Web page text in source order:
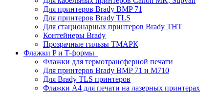
Для принтеров Brady BMP 71
Для принтеров Brady TLS
Для стационарных принтеров Brady THT
Контейнеры Brady
Прозрачные гильзы ТМАРК
Флажки P и T-формы
Флажки для термотрансферной печати
Для принтеров Brady BMP 71 и M710
Для Brady TLS принтеров
Флажки A4 для печати на лазерных принтерах